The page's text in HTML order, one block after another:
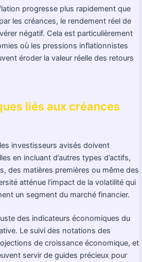
progresse plus rapidement que
les créances, le rendement réel de
négatif. Cela est particulièrement
où les pressions inflationnistes
éroder la valeur réelle des retours
liés aux créances
investisseurs avisés doivent
en incluant d’autres types d’actifs,
des matières premières ou même des
atténue l’impact de la volatilité qui
un segment du marché financier.
des indicateurs économiques du
Le suivi des notations des
de croissance économique, et
servir de guides précieux pour